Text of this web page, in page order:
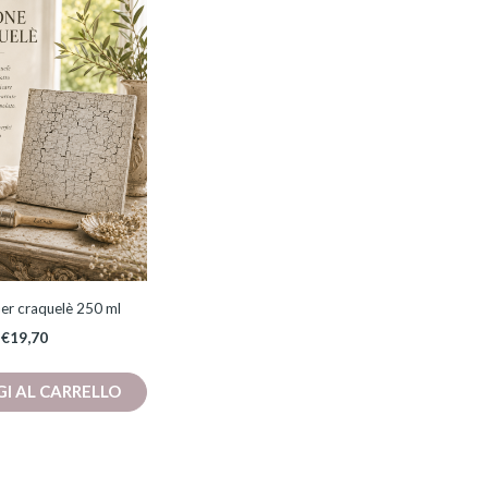
craquelè 250 ml
€19,70
AL CARRELLO